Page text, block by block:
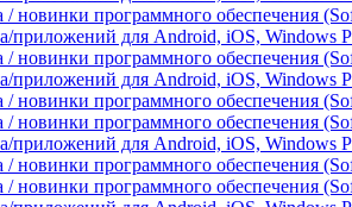
/ новинки программного обеспечения
приложений для Android, iOS, Windows
/ новинки программного обеспечения
приложений для Android, iOS, Windows
/ новинки программного обеспечения
/ новинки программного обеспечения
приложений для Android, iOS, Windows
/ новинки программного обеспечения
/ новинки программного обеспечения